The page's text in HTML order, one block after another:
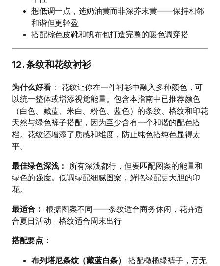
想低调一点，选奶油黄而非深芥末黄——保持相邻
和谐但更轻盈
搭配棕色皮靴和帆布包打造完整的暖色调穿搭
12. 条纹和花纹衬衫
为什么好看： 花纹让你在一件衬衫中融入多种颜色，可
以统一整体或增添视觉能量。包含本指南中已推荐颜色
（白色、藏蓝、米白、粉色、蓝色）的条纹、格纹和印花
天然与绿色裤子搭配，因为至少含有一个和谐的配色搭
档。花纹还增添了质感和维度，防止纯色搭纯色显得太
平。
最佳绿色深浅：
所有深浅都行，但要匹配图案的能量和
绿色的强度。低调绿配细腻图案；鲜艳绿配更大胆的印
花。
最适合： 根据图案不同——条纹适合商务休闲，花卉适
合夏日活动，格纹适合周末出行
搭配要点：
布列塔尼条纹（藏蓝白条）
搭配橄榄绿裤子，万无